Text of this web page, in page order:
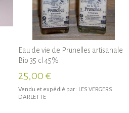
Eau de vie de Prunelles artisanale
Bio 35 cl 45%
25,00 €
Vendu et expédié par : LES VERGERS
D'ARLETTE